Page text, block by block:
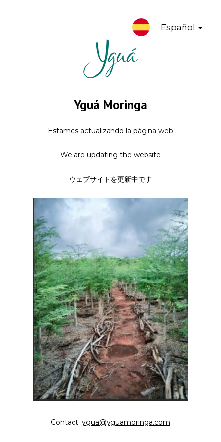
Español
Yguá Moringa
Estamos actualizando la página web
We are updating the website
ウェブサイトを更新中です
Contact: ygua@yguamoringa.com